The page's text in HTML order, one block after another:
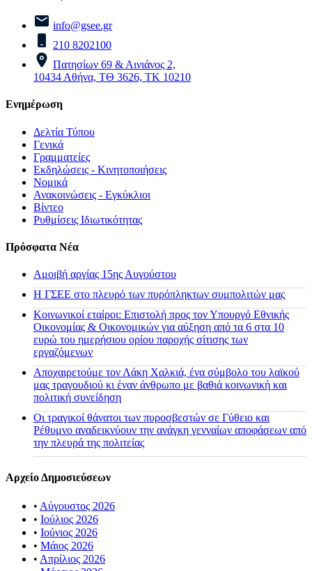
info@gsee.gr
210 8202100
Πατησίων 69 & Αινιάνος 2,
10434 Αθήνα, ΤΘ 3626, ΤΚ 10210
Ενημέρωση
Δελτία Τύπου
Γενικά
Γραμματείες
Εκδηλώσεις - Κινητοποιήσεις
Νομικά
Ανακοινώσεις - Εγκύκλιοι
Βίντεο
Ρυθμίσεις Ιδιωτικότητας
Πρόσφατα Νέα
Αμοιβή αργίας 15ης Αυγούστου
H ΓΣΕΕ στο πλευρό των πυρόπληκτων συμπολιτών μας
Κοινωνικοί εταίροι: Επιστολή προς τον Υπουργό Εθνικής
Οικονομίας & Οικονομικών για αύξηση από τα 6 στα 10
ευρώ του ημερήσιου ορίου παροχής σίτισης των
εργαζόμενων
Αποχαιρετούμε τον Λάκη Χαλκιά, ένα σύμβολο του λαϊκού
μας τραγουδιού κι έναν άνθρωπο με βαθιά κοινωνική και
πολιτική συνείδηση
Οι τραγικοί θάνατοι των πυροσβεστών σε Γύθειο και
Ρέθυμνο αναδεικνύουν την ανάγκη γενναίων αποφάσεων από
την πλευρά της πολιτείας
Αρχείο Δημοσιεύσεων
• Αύγουστος 2026
• Ιούλιος 2026
• Ιούνιος 2026
• Μάιος 2026
• Απρίλιος 2026